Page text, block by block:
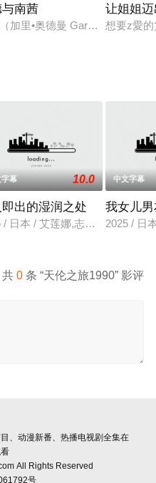
瑙镇一个公务员家庭。青年
与南茜
加里•奥德曼 Gary Oldman 饰
让姐姐
想要z愛
达仁萌生拍一部《河南人在
字幕 10.0
出的湿润之处
/ 日本 / 艾莲娜,志美健
中文字幕
我女儿
2025 / 日
共0 条 “天伦之旅1990” 影评
、动漫新番、热播电视剧全集在
All Rights Reserved
号